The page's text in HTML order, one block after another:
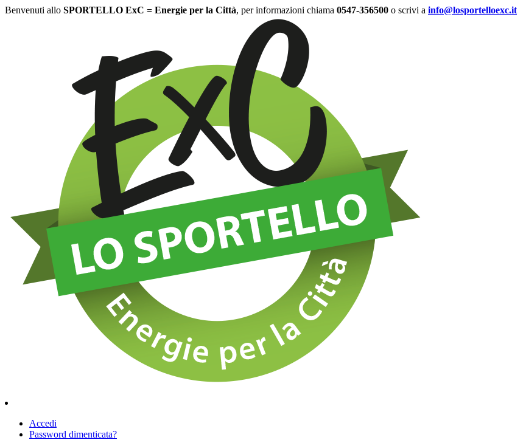
Benvenuti allo SPORTELLO ExC = Energie per la Città, per informazioni chiama 0547-356500 o scrivi a info@losportelloexc.it
Accedi
Password dimenticata?